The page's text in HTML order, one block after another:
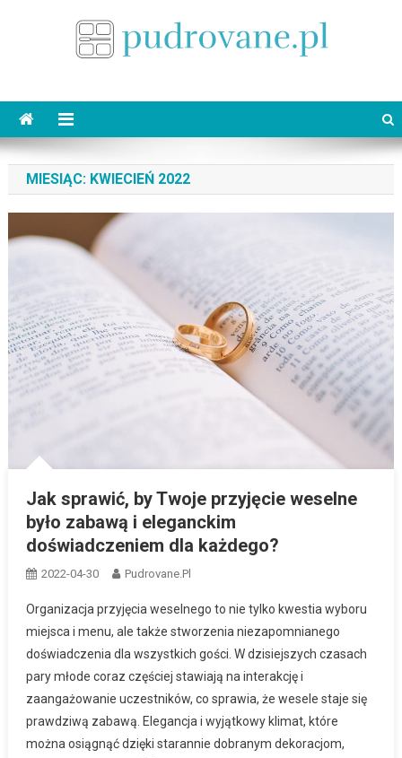
MIESIĄC: KWIECIEŃ 2022
Jak sprawić, by Twoje przyjęcie weselne
było zabawą i eleganckim
doświadczeniem dla każdego?
2022-04-30 Pudrovane.pl
Organizacja przyjęcia weselnego to nie tylko kwestia wyboru
miejsca i menu, ale także stworzenia niezapomnianego
doświadczenia dla wszystkich gości. W dzisiejszych czasach
pary młode coraz częściej stawiają na interakcję i
zaangażowanie uczestników, co sprawia, że wesele staje się
prawdziwą zabawą. Elegancja i wyjątkowy klimat, które
można osiągnąć dzięki starannie dobranym dekoracjom,